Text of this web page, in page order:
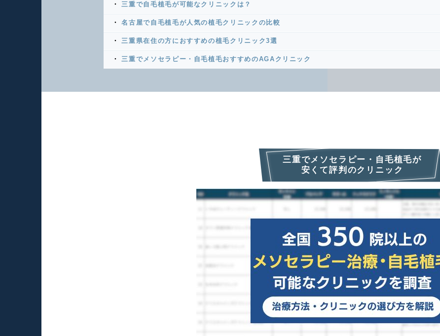
三重で自毛植毛が可能なクリニックは？
名古屋で自毛植毛が人気の植毛クリニックの比較
三重県在住の方におすすめの植毛クリニック3選
三重でメソセラピー・自毛植毛おすすめのAGAクリニック
三重でメソセラピー・自毛植毛が
安くて評判のクリニック